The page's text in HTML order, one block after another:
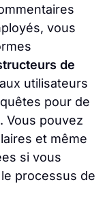
vous
de
utilisateurs
pour de
Vous pouvez
et même
si vous
processus de